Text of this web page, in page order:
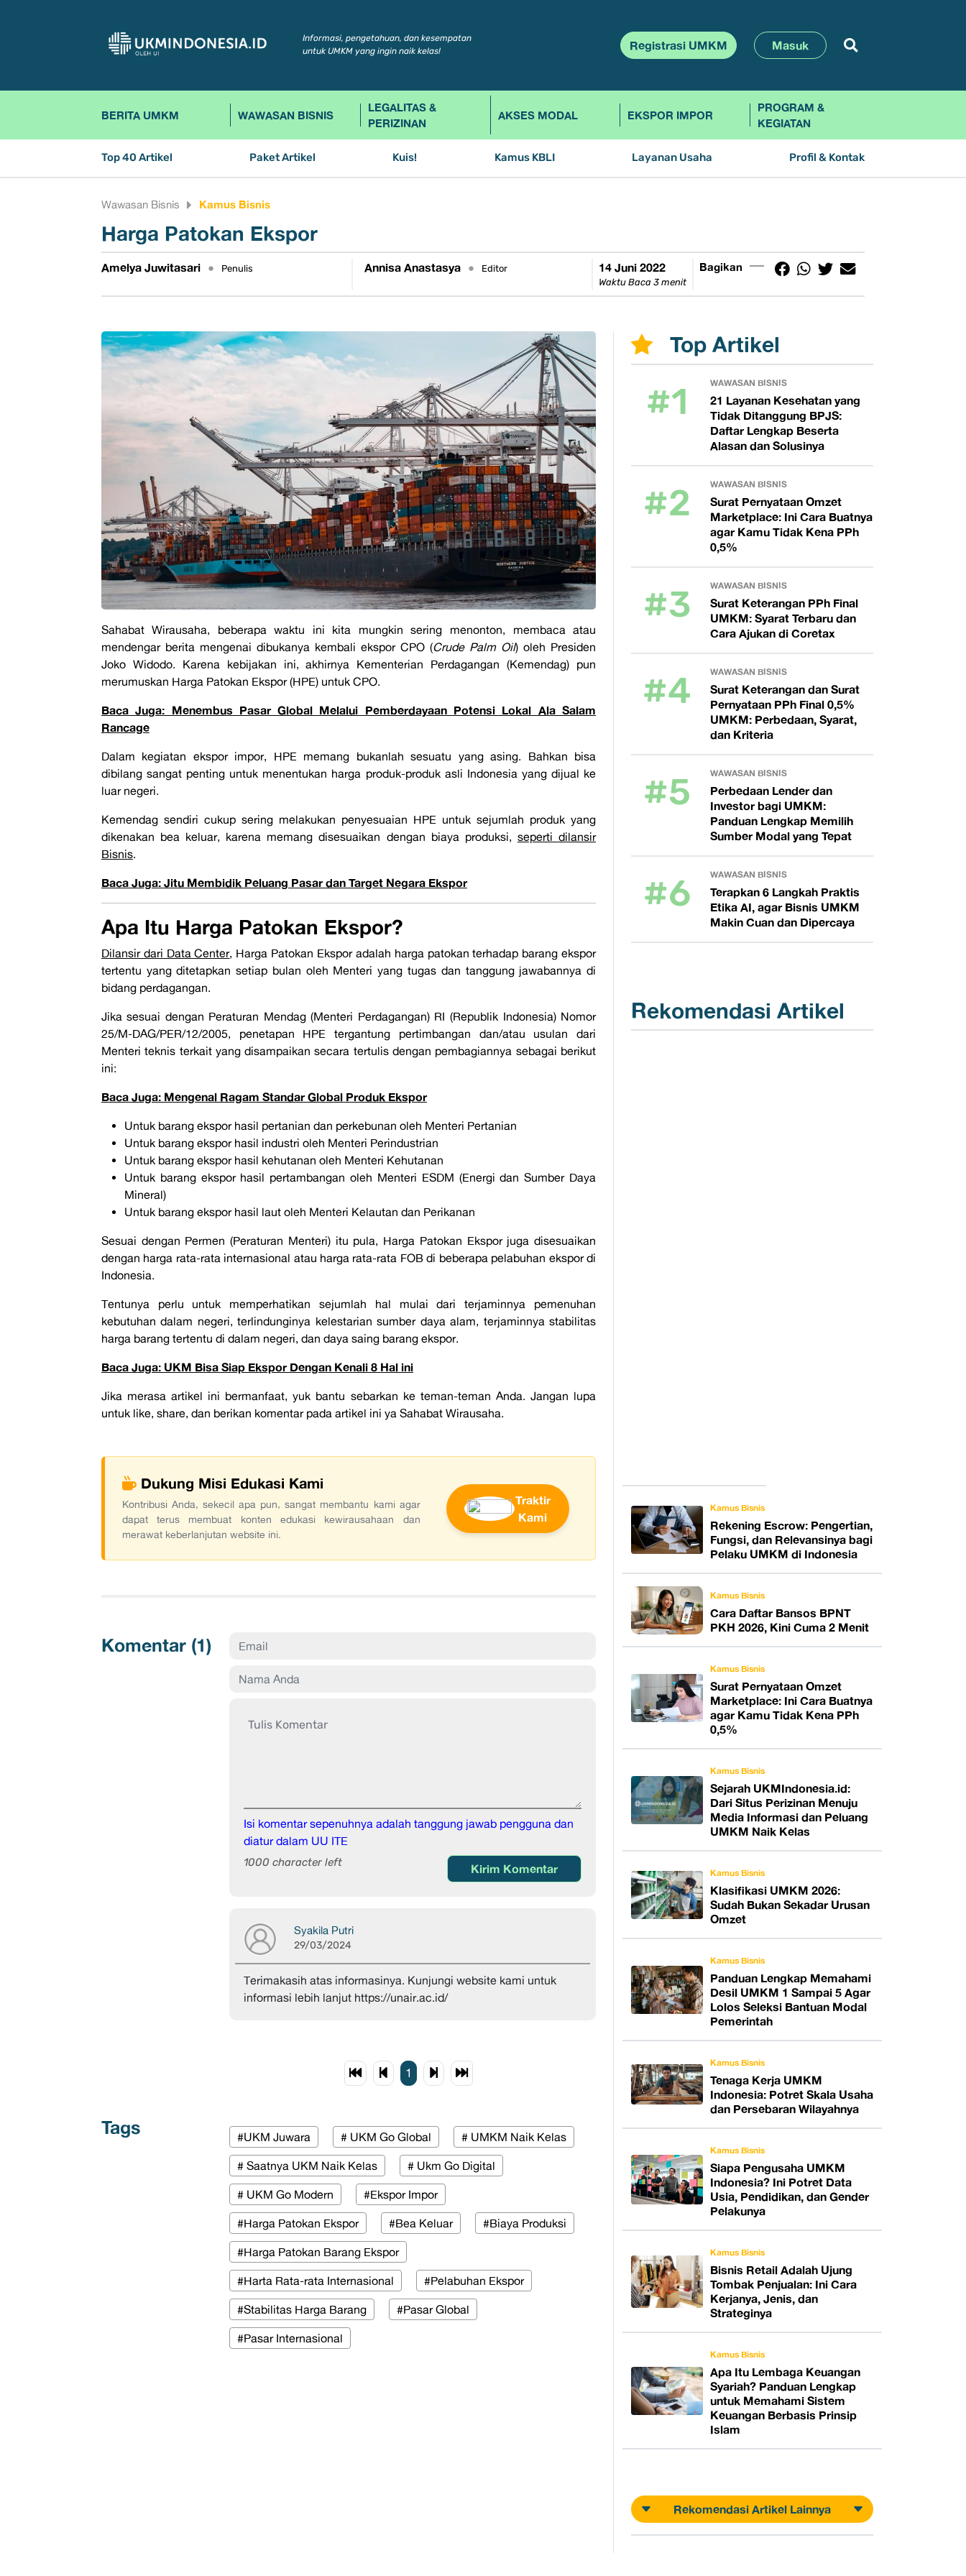
Informasi, pengetahuan, dan kesempatan
untuk UMKM yang ingin naik kelas!
Registrasi UMKM Masuk
BERITA UMKM WAWASAN BISNIS
LEGALITAS &
PERIZINAN
AKSES MODAL EKSPOR IMPOR
PROGRAM &
KEGIATAN
Top 40 Artikel Paket Artikel Kuis! Kamus KBLI Layanan Usaha Profil & Kontak
Wawasan Bisnis Kamus Bisnis
​Harga Patokan Ekspor
Amelya Juwitasari • Penulis Annisa Anastasya • Editor
14 Juni 2022
Waktu Baca 3 menit
Bagikan
Sahabat Wirausaha, beberapa waktu ini kita mungkin sering menonton, membaca atau
mendengar berita mengenai dibukanya kembali ekspor CPO (Crude Palm Oil) oleh Presiden
Joko Widodo. Karena kebijakan ini, akhirnya Kementerian Perdagangan (Kemendag) pun
merumuskan Harga Patokan Ekspor (HPE) untuk CPO.
Baca Juga: Menembus Pasar Global Melalui Pemberdayaan Potensi Lokal Ala Salam
Rancage
Dalam kegiatan ekspor impor, HPE memang bukanlah sesuatu yang asing. Bahkan bisa
dibilang sangat penting untuk menentukan harga produk-produk asli Indonesia yang dijual ke
luar negeri.
Kemendag sendiri cukup sering melakukan penyesuaian HPE untuk sejumlah produk yang
dikenakan bea keluar, karena memang disesuaikan dengan biaya produksi, seperti dilansir
Bisnis.
Baca Juga: Jitu Membidik Peluang Pasar dan Target Negara Ekspor
Apa Itu Harga Patokan Ekspor?
Dilansir dari Data Center, Harga Patokan Ekspor adalah harga patokan terhadap barang ekspor
tertentu yang ditetapkan setiap bulan oleh Menteri yang tugas dan tanggung jawabannya di
bidang perdagangan.
Jika sesuai dengan Peraturan Mendag (Menteri Perdagangan) RI (Republik Indonesia) Nomor
25/M-DAG/PER/12/2005, penetapan HPE tergantung pertimbangan dan/atau usulan dari
Menteri teknis terkait yang disampaikan secara tertulis dengan pembagiannya sebagai berikut
ini:
Baca Juga: Mengenal Ragam Standar Global Produk Ekspor
Untuk barang ekspor hasil pertanian dan perkebunan oleh Menteri Pertanian
Untuk barang ekspor hasil industri oleh Menteri Perindustrian
Untuk barang ekspor hasil kehutanan oleh Menteri Kehutanan
Untuk barang ekspor hasil pertambangan oleh Menteri ESDM (Energi dan Sumber Daya
Mineral)
Untuk barang ekspor hasil laut oleh Menteri Kelautan dan Perikanan
Sesuai dengan Permen (Peraturan Menteri) itu pula, Harga Patokan Ekspor juga disesuaikan
dengan harga rata-rata internasional atau harga rata-rata FOB di beberapa pelabuhan ekspor di
Indonesia.
Tentunya perlu untuk memperhatikan sejumlah hal mulai dari terjaminnya pemenuhan
kebutuhan dalam negeri, terlindunginya kelestarian sumber daya alam, terjaminnya stabilitas
harga barang tertentu di dalam negeri, dan daya saing barang ekspor.
Baca Juga: UKM Bisa Siap Ekspor Dengan Kenali 8 Hal ini
Jika merasa artikel ini bermanfaat, yuk bantu sebarkan ke teman-teman Anda. Jangan lupa
untuk like, share, dan berikan komentar pada artikel ini ya Sahabat Wirausaha.
Dukung Misi Edukasi Kami
Kontribusi Anda, sekecil apa pun, sangat membantu kami agar
dapat terus membuat konten edukasi kewirausahaan dan
merawat keberlanjutan website ini.
Traktir
Kami
Komentar (1)
Isi komentar sepenuhnya adalah tanggung jawab pengguna dan
diatur dalam UU ITE
1000 character left Kirim Komentar
Syakila Putri
29/03/2024
Terimakasih atas informasinya. Kunjungi website kami untuk
informasi lebih lanjut https://unair.ac.id/
1
Tags #UKM Juwara # UKM Go Global # UMKM Naik Kelas
# Saatnya UKM Naik Kelas # Ukm Go Digital
# UKM Go Modern #Ekspor Impor
#Harga Patokan Ekspor #Bea Keluar #Biaya Produksi
#Harga Patokan Barang Ekspor
#Harta Rata-rata Internasional #Pelabuhan Ekspor
#Stabilitas Harga Barang #Pasar Global
#Pasar Internasional
Top Artikel
#1 WAWASAN BISNIS
21 Layanan Kesehatan yang
Tidak Ditanggung BPJS:
Daftar Lengkap Beserta
Alasan dan Solusinya
#2 WAWASAN BISNIS
Surat Pernyataan Omzet
Marketplace: Ini Cara Buatnya
agar Kamu Tidak Kena PPh
0,5%
#3 WAWASAN BISNIS
Surat Keterangan PPh Final
UMKM: Syarat Terbaru dan
Cara Ajukan di Coretax
#4 WAWASAN BISNIS
Surat Keterangan dan Surat
Pernyataan PPh Final 0,5%
UMKM: Perbedaan, Syarat,
dan Kriteria
#5 WAWASAN BISNIS
Perbedaan Lender dan
Investor bagi UMKM:
Panduan Lengkap Memilih
Sumber Modal yang Tepat
#6 WAWASAN BISNIS
Terapkan 6 Langkah Praktis
Etika AI, agar Bisnis UMKM
Makin Cuan dan Dipercaya
Rekomendasi Artikel
Kamus Bisnis
Rekening Escrow: Pengertian,
Fungsi, dan Relevansinya bagi
Pelaku UMKM di Indonesia
Kamus Bisnis
Cara Daftar Bansos BPNT
PKH 2026, Kini Cuma 2 Menit
Kamus Bisnis
Surat Pernyataan Omzet
Marketplace: Ini Cara Buatnya
agar Kamu Tidak Kena PPh
0,5%
Kamus Bisnis
Sejarah UKMIndonesia.id:
Dari Situs Perizinan Menuju
Media Informasi dan Peluang
UMKM Naik Kelas
Kamus Bisnis
Klasifikasi UMKM 2026:
Sudah Bukan Sekadar Urusan
Omzet
Kamus Bisnis
Panduan Lengkap Memahami
Desil UMKM 1 Sampai 5 Agar
Lolos Seleksi Bantuan Modal
Pemerintah
Kamus Bisnis
Tenaga Kerja UMKM
Indonesia: Potret Skala Usaha
dan Persebaran Wilayahnya
Kamus Bisnis
Siapa Pengusaha UMKM
Indonesia? Ini Potret Data
Usia, Pendidikan, dan Gender
Pelakunya
Kamus Bisnis
Bisnis Retail Adalah Ujung
Tombak Penjualan: Ini Cara
Kerjanya, Jenis, dan
Strateginya
Kamus Bisnis
Apa Itu Lembaga Keuangan
Syariah? Panduan Lengkap
untuk Memahami Sistem
Keuangan Berbasis Prinsip
Islam
Rekomendasi Artikel Lainnya